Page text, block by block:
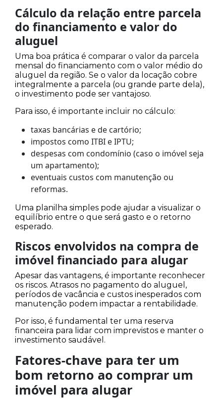
Cálculo da relação entre parcela
do financiamento e valor do
aluguel
Uma boa prática é comparar o valor da parcela
mensal do financiamento com o valor médio do
aluguel da região. Se o valor da locação cobre
integralmente a parcela (ou grande parte dela),
o investimento pode ser vantajoso.
Para isso, é importante incluir no cálculo:
taxas bancárias e de cartório;
impostos como ITBI e IPTU;
despesas com condomínio (caso o imóvel seja
um apartamento);
eventuais custos com manutenção ou
reformas.
Uma planilha simples pode ajudar a visualizar o
equilíbrio entre o que será gasto e o retorno
esperado.
Riscos envolvidos na compra de
imóvel financiado para alugar
Apesar das vantagens, é importante reconhecer
os riscos. Atrasos no pagamento do aluguel,
períodos de vacância e custos inesperados com
manutenção podem impactar a rentabilidade.
Por isso, é fundamental ter uma reserva
financeira para lidar com imprevistos e manter o
investimento saudável.
Fatores-chave para ter um
bom retorno ao comprar um
imóvel para alugar